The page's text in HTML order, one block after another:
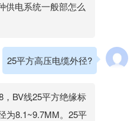
供电系统一般部怎么
25平方高压电缆外径?
，BV线25平方绝缘标
为8.1~9.7MM。25平